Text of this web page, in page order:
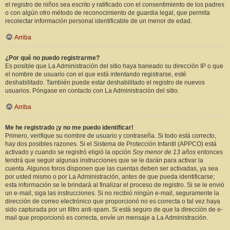
el registro de niños sea escrito y ratificado con el consentimiento de los padres
o con algún otro método de reconocimiento de guardia legal, que permita
recolectar información personal identificable de un menor de edad.
Arriba
¿Por qué no puedo registrarme?
Es posible que La Administración del sitio haya baneado su dirección IP o que
el nombre de usuario con el que está intentando registrarse, esté
deshabilitado. También puede estar deshabilitado el registro de nuevos
usuarios. Póngase en contacto con La Administración del sitio.
Arriba
Me he registrado ¡y no me puedo identificar!
Primero, verifique su nombre de usuario y contraseña. Si todo está correcto,
hay dos posibles razones. Si el Sistema de Protección Infantil (APPCO) está
activado y cuando se registró eligió la opción Soy menor de 13 años entonces
tendrá que seguir algunas instrucciones que se le darán para activar la
cuenta. Algunos foros disponen que las cuentas deben ser activadas, ya sea
por usted mismo o por La Administración, antes de que pueda identificarse;
esta información se le brindará al finalizar el proceso de registro. Si se le envió
un e-mail, siga las instrucciones. Si no recibió ningún e-mail, seguramente la
dirección de correo electrónico que proporcionó no es correcta o tal vez haya
sido capturada por un filtro anti-spam. Si está seguro de que la dirección de e-
mail que proporcionó es correcta, envíe un mensaje a La Administración.